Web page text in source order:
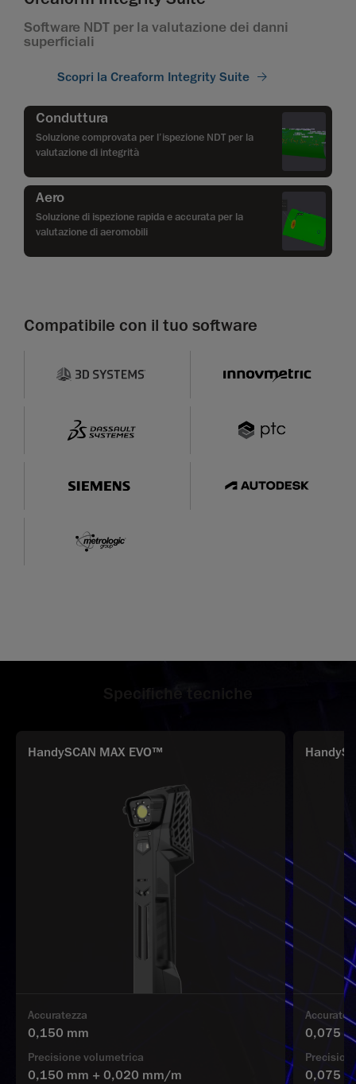
Software NDT per la valutazione dei danni
superficiali
Scopri la Creaform Integrity Suite
Conduttura
Soluzione comprovata per l’ispezione NDT per la
valutazione di integrità
Aero
Soluzione di ispezione rapida e accurata per la
valutazione di aeromobili
Compatibile con il tuo software
HandySCAN MAX EVO™
Accuratezza
0,150 mm
Precisione volumetrica
0,150 mm + 0,020 mm/m
0,075
0,075